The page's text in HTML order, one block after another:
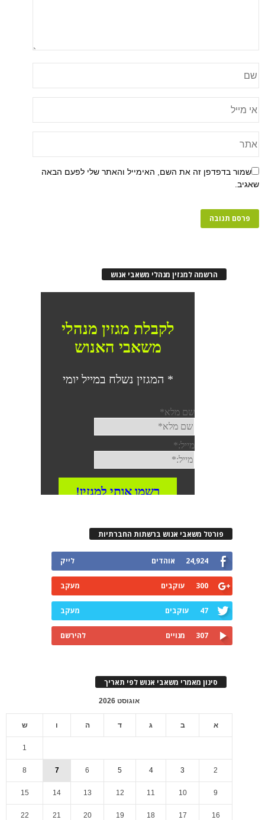
שמור בדפדפן זה את השם, האימייל והאתר שלי לפעם הבאה
שאגיב.
הרשמה למגזין מנהלי משאבי אנוש
פורטל משאבי אנוש ברשתות החברתיות
24,924 אוהדים לייק
300 עוקבים מעקב
47 עוקבים מעקב
307 מנויים להירשם
סינון מאמרי משאבי אנוש לפי תאריך
אוגוסט 2026
א ב ג ד ה ו ש
1
2
3
4
5
6
7
8
9
10
11
12
13
14
15
16
17
18
19
20
21
22